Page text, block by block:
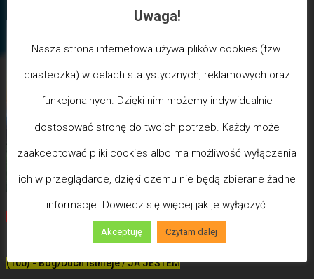
(100) - Bóg/Duch istnieje / JA JESTEM
Uwaga!
Nasza strona internetowa używa plików cookies (tzw.
ciasteczka) w celach statystycznych, reklamowych oraz
funkcjonalnych. Dzięki nim możemy indywidualnie
dostosować stronę do twoich potrzeb. Każdy może
zaakceptować pliki cookies albo ma możliwość wyłączenia
ich w przeglądarce, dzięki czemu nie będą zbierane żadne
informacje. Dowiedz się więcej jak je wyłączyć.
Akceptuję Czytam dalej